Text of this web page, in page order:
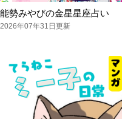
能勢みやびの金星星座占い
2026年07年31日更新